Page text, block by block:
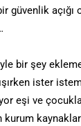
güvenlik açığı
bir şey
ister
eşi ve
kurum